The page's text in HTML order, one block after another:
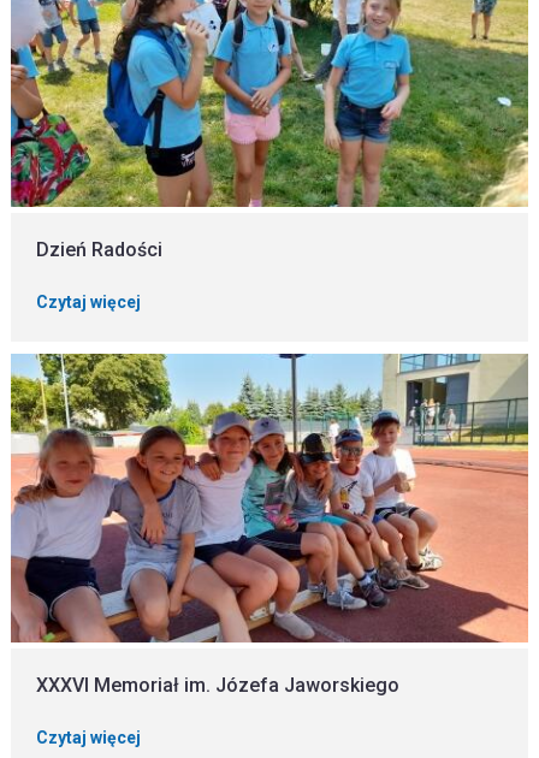
Dzień Radości
Czytaj więcej
XXXVI Memoriał im. Józefa Jaworskiego
Czytaj więcej